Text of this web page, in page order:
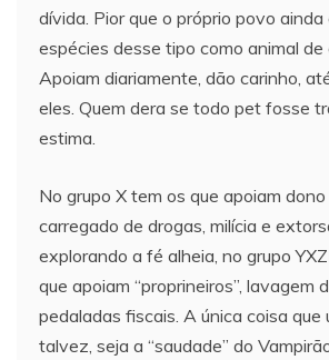
dívida. Pior que o próprio povo ainda
espécies desse tipo como animal de
Apoiam diariamente, dão carinho,
eles. Quem dera se todo pet fosse
estima.
No grupo X tem os que apoiam
carregado de drogas, milícia e
explorando a fé alheia, no grupo
que apoiam “proprineiros”, lavagem
pedaladas fiscais. A única coisa que
talvez, seja a “saudade” do